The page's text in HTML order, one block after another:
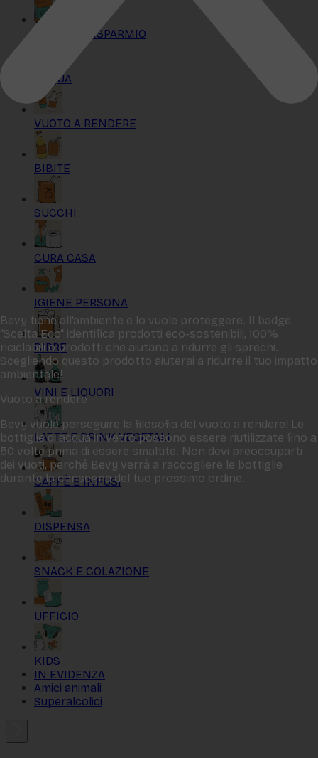
KIT MAXI RISPARMIO
ACQUA
VUOTO A RENDERE
BIBITE
SUCCHI
CURA CASA
IGIENE PERSONA
BIRRE
VINI E LIQUORI
LATTE E DRINK VEGETALI
CAFFÈ E INFUSI
DISPENSA
SNACK E COLAZIONE
UFFICIO
KIDS
IN EVIDENZA
Amici animali
Superalcolici
Bevy tiene all‘ambiente e lo vuole proteggere. Il badge
“Scelta Eco“ identifica prodotti eco-sostenibili, 100%
riciclabili o prodotti che aiutano a ridurre gli sprechi.
Scegliendo questo prodotto aiuterai a ridurre il tuo impatto
ambientale!
Vuoto a rendere
Bevy vuole perseguire la filosofia del vuoto a rendere! Le
bottiglie di acqua in vetro possono essere riutilizzate fino a
50 volte prima di essere smaltite. Non devi preoccuparti
dei vuoti, perché Bevy verrà a raccogliere le bottiglie
durante la consegna del tuo prossimo ordine.